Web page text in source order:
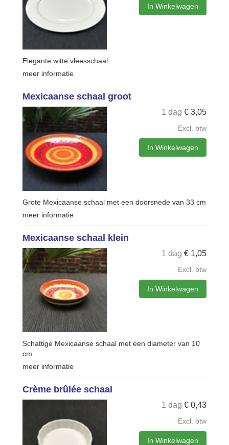
In Winkelwagen
Elegante witte vleesschaal
meer informatie
Mexicaanse schaal groot
1 dag € 3,05
Excl. btw
In Winkelwagen
Grote Mexicaanse schaal met een doorsnede van 33 cm
meer informatie
Mexicaanse schaal klein
1 dag € 1,05
Excl. btw
In Winkelwagen
Schattige Mexicaanse schaal met een diameter van 10
cm
meer informatie
Crème brûlée schaal
1 dag € 0,43
Excl. btw
In Winkelwagen